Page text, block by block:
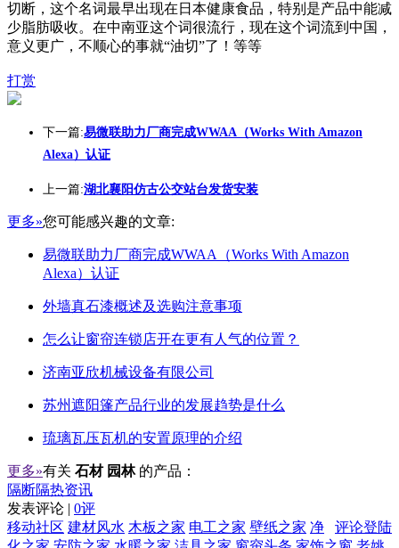
切断，这个名词最早出现在日本健康食品，特别是产品中能减
少脂肪吸收。在中南亚这个词很流行，现在这个词流到中国，
意义更广，不顺心的事就“油切”了！等等
打赏
下一篇:易微联助力厂商完成WWAA（Works With Amazon
Alexa）认证
上一篇:湖北襄阳仿古公交站台发货安装
更多»您可能感兴趣的文章:
易微联助力厂商完成WWAA（Works With Amazon
Alexa）认证
外墙真石漆概述及选购注意事项
怎么让窗帘连锁店开在更有人气的位置？
济南亚欣机械设备有限公司
苏州遮阳篷产品行业的发展趋势是什么
琉璃瓦压瓦机的安置原理的介绍
更多»有关 石材 园林 的产品：
隔断隔热资讯
发表评论 | 0评
评论登陆
移动社区 建材风水 木板之家 电工之家 壁纸之家 净